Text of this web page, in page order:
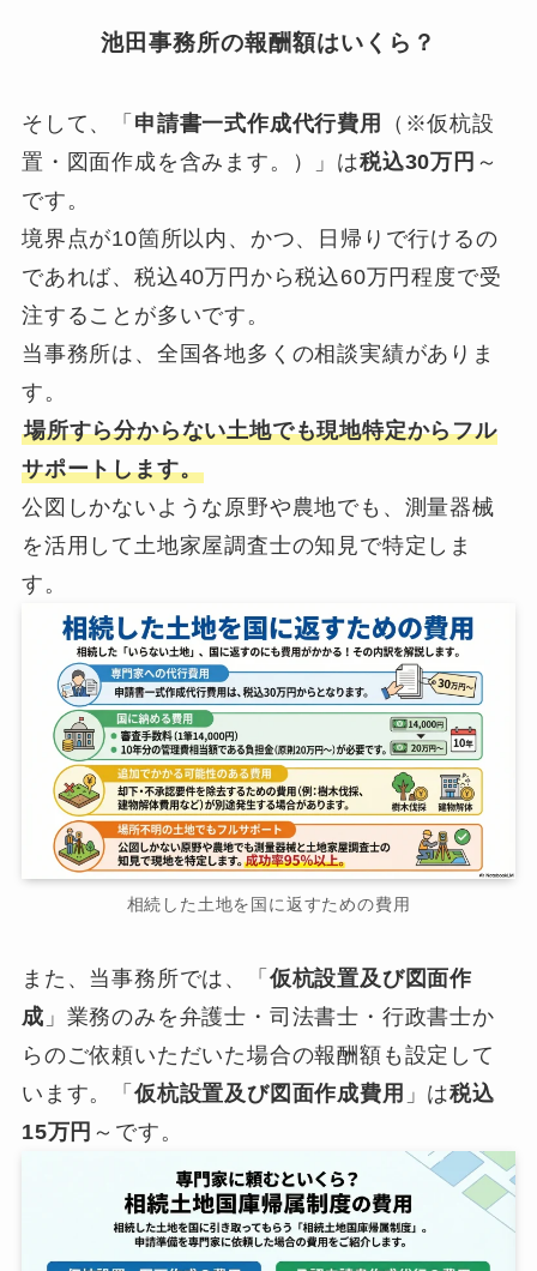
池田事務所の報酬額はいくら？
そして、「 申請書一式作成代行費用
（※仮杭設
置・図面作成を含みます。）」は税込30万円 ～
です。
境界点が10箇所以内、かつ、日帰りで行けるの
であれば、税込40万円から税込60万円程度で受
注することが多いです。
当事務所は、全国各地多くの相談実績がありま
す。
場所すら分からない土地でも現地特定からフル
サポートします。
公図しかないような原野や農地でも、測量器械
を活用して土地家屋調査士の知見で特定しま
す。
相続した土地を国に返すための費用
また、当事務所では、「 仮杭設置及び図面作
成 」業務のみを弁護士・司法書士・行政書士か
らのご依頼いただいた場合の報酬額も設定して
います。「 仮杭設置及び図面作成費用 」は税込
15万円 ～です。